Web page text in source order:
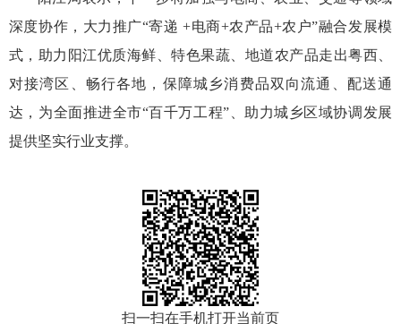
深度协作，大力推广“寄递 +电商+农产品+农户”融合发展模
式，助力阳江优质海鲜、特色果蔬、地道农产品走出粤西、
对接湾区、畅行各地，保障城乡消费品双向流通、配送通
达，为全面推进全市“百千万工程”、助力城乡区域协调发展
提供坚实行业支撑。
扫一扫在手机打开当前页